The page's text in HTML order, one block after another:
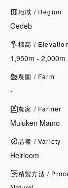
地域 / Region
Gedeb
標高 / Elevation
1,950m - 2,000m
農園 / Farm
-
農家 / Farmer
Muluken Mamo
品種 / Variety
Heirloom
精製方法 /